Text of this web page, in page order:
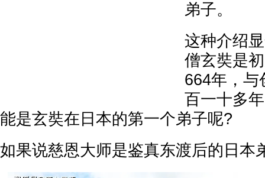
弟子。
这种介绍
僧玄奘是
664年，与
百一十多
能是玄奘在日本的第一个弟子呢?
如果说慈恩大师是鉴真东渡后的日本